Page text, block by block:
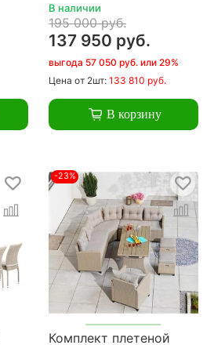
В наличии
195 000 руб.
137 950 руб.
выгода 57 050 руб. или 29%
Цена от 2шт: 133 810 руб.
В корзину
-23%
Комплект плетеной